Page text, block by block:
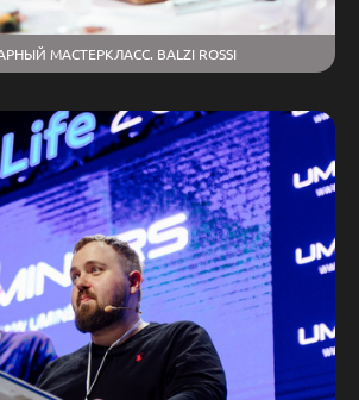
МАСТЕРКЛАСС. BALZI ROSSI